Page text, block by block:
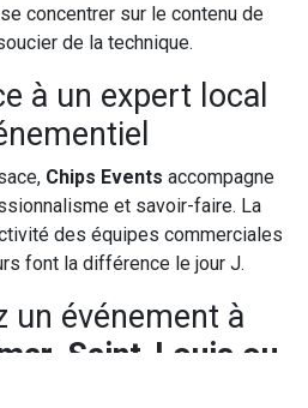
concentrer sur le contenu de
de la technique.
à un expert local
Chips Events accompagne
et savoir-faire. La
des équipes commerciales
font la différence le jour J.
un événement à
Saint-Louis ou